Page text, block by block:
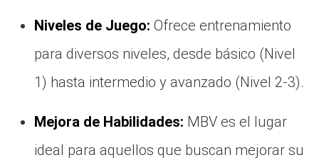
Niveles de Juego: Ofrece entrenamiento
para diversos niveles, desde básico (Nivel
1) hasta intermedio y avanzado (Nivel 2-3).
Mejora de Habilidades: MBV es el lugar
ideal para aquellos que buscan mejorar su